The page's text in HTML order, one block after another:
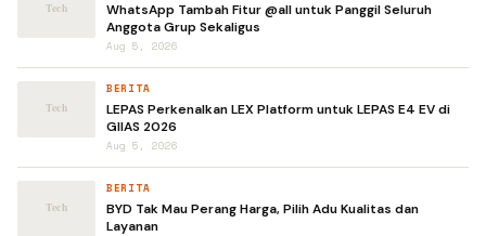
WhatsApp Tambah Fitur @all untuk Panggil Seluruh
Anggota Grup Sekaligus
Aug 5, 2026
BERITA
LEPAS Perkenalkan LEX Platform untuk LEPAS E4 EV di
GIIAS 2026
Aug 5, 2026
BERITA
BYD Tak Mau Perang Harga, Pilih Adu Kualitas dan
Layanan